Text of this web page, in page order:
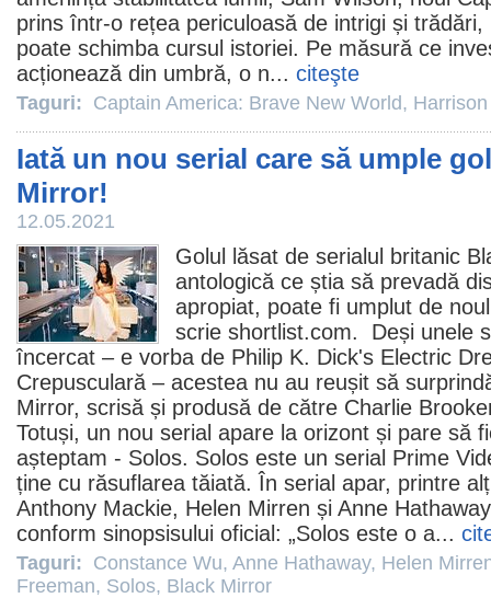
prins într-o rețea periculoasă de intrigi și
poate schimba cursul istoriei. Pe măsură ce
acționează din umbră, o n... citeşte
Taguri: Captain America: Brave New World,
Iată un nou serial care să umple
Mirror!
12.05.2021
Golul lăsat de serialul britanic
antologică ce știa să prevadă
apropiat, poate fi umplut de
scrie shortlist.com. Deși unele
încercat – e vorba de Philip K. Dick's Electric
Crepusculară – acestea nu au reușit să
Mirror, scrisă și produsă de către Charlie
Totuși, un nou serial apare la orizont și pare să
așteptam - Solos. Solos este un serial Prime
ține cu răsuflarea tăiată. În serial apar, printre
Anthony Mackie, Helen Mirren și Anne Hathaway
conform sinopsisului oficial: „Solos este o a...
Taguri: Constance Wu, Anne Hathaway, Helen
Freeman, Solos, Black Mirror